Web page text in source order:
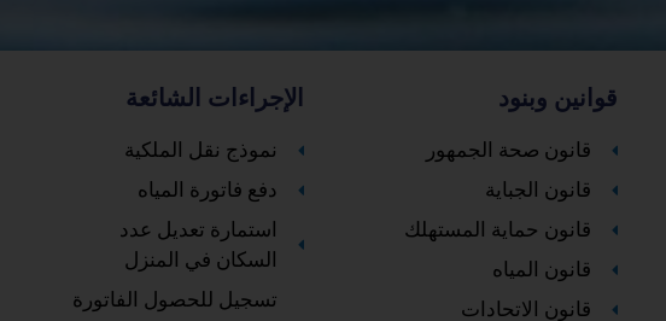
قوانين وبنود
قانون صحة الجمهور
قانون الجباية
قانون حماية المستهلك
قانون المياه
قانون الاتحادات
الإجراءات الشائعة
نموذج نقل الملكية
دفع فاتورة المياه
استمارة تعديل عدد
السكان في المنزل
تسجيل للحصول الفاتورة